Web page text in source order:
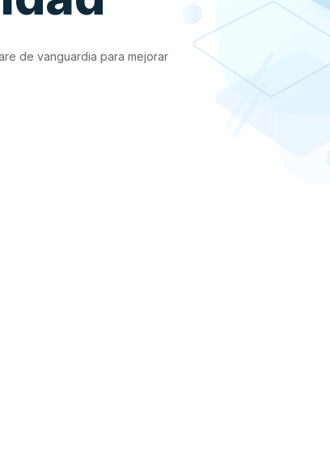
de vanguardia para mejorar